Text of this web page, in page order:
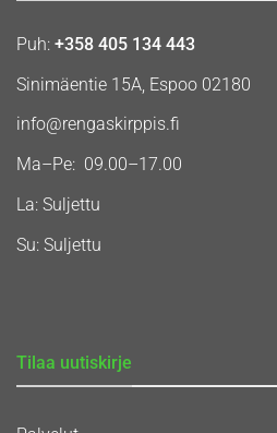
Puh: +358 405 134 443
Sinimäentie 15A, Espoo 02180
info@rengaskirppis.fi
Ma–Pe: 09.00–17.00
La: Suljettu
Su: Suljettu
Tilaa uutiskirje